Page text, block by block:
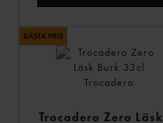
Trocadero Zero Läsk